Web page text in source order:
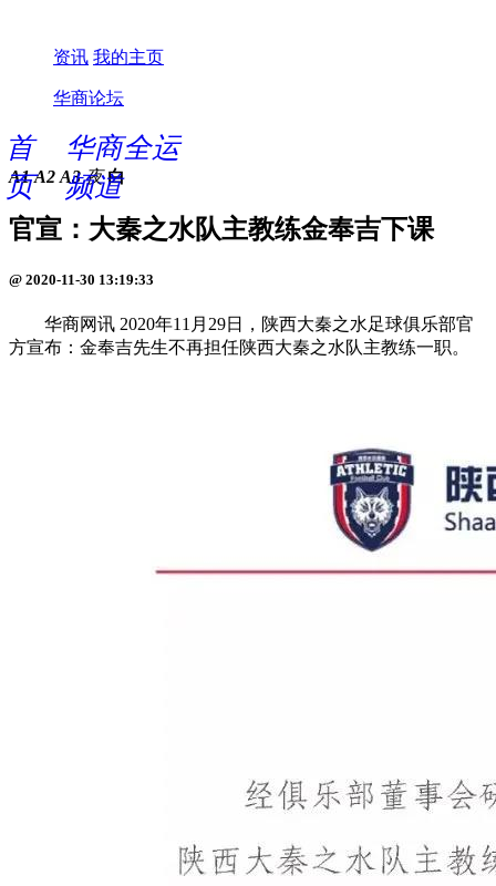
资讯 我的主页
华商论坛
首
页
华商全运
频道
A1 A2 A3 夜 白
官宣：大秦之水队主教练金奉吉下课
@ 2020-11-30 13:19:33
华商网讯 2020年11月29日，陕西大秦之水足球俱乐部官
方宣布：金奉吉先生不再担任陕西大秦之水队主教练一职。